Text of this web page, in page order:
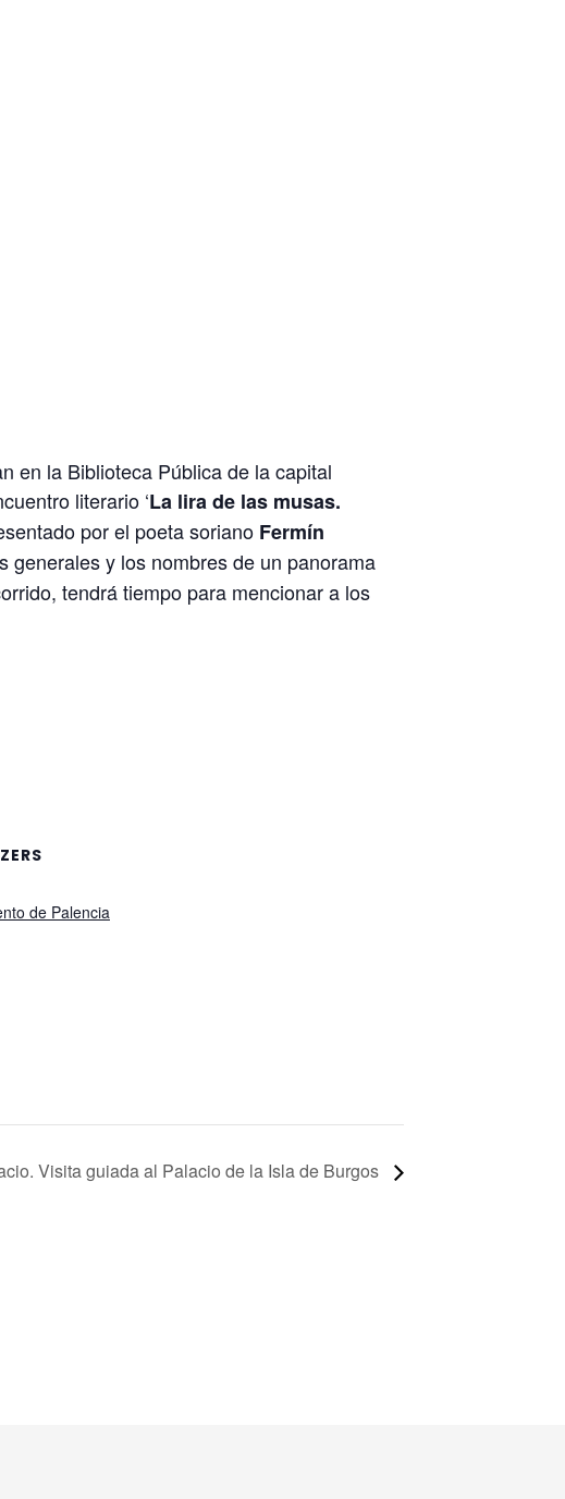
en la Biblioteca Pública de la capital
literario ‘La lira de las musas.
por el poeta soriano Fermín
generales y los nombres de un panorama
tendrá tiempo para mencionar a los
de Palencia
Visita guiada al Palacio de la Isla de Burgos